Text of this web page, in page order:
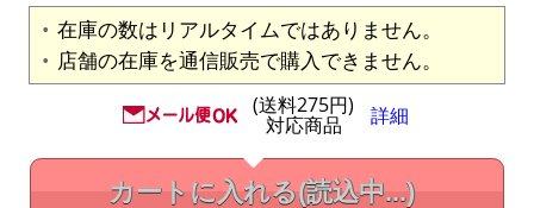
在庫の数はリアルタイムではありません。
店舗の在庫を通信販売で購入できません。
(送料275円)
対応商品 詳細
カートに入れる(読込中...)